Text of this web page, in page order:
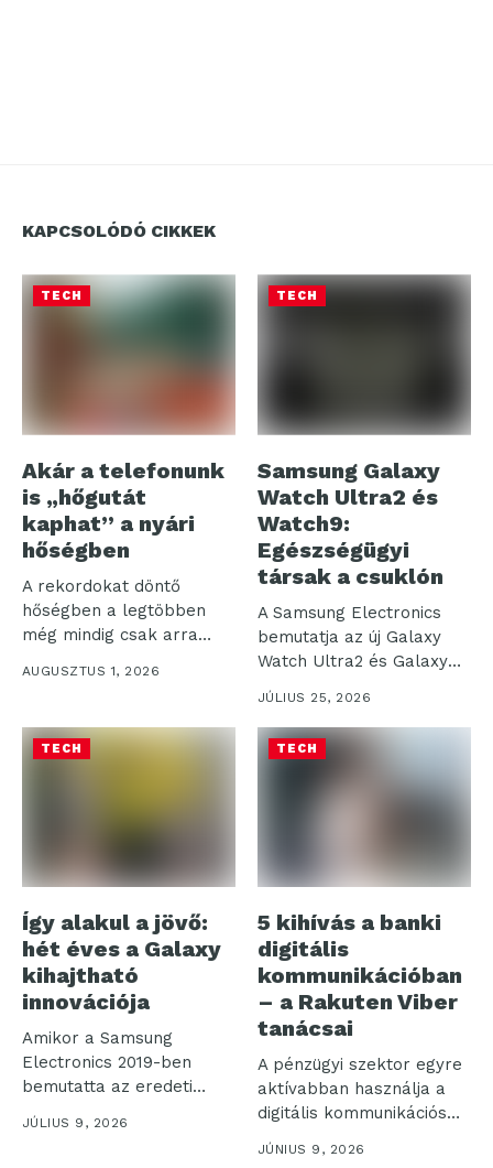
KAPCSOLÓDÓ CIKKEK
TECH
Akár a telefonunk
is „hőgutát
kaphat” a nyári
hőségben
A rekordokat döntő
hőségben a legtöbben
még mindig csak arra
AUGUSZTUS 1, 2026
TECH
Samsung Galaxy
Watch Ultra2 és
Watch9:
Egészségügyi
társak a csuklón
A Samsung Electronics
bemutatja az új Galaxy
Watch Ultra2 és Galaxy
Watch9...
JÚLIUS 25, 2026
TECH
Így alakul a jövő:
hét éves a Galaxy
kihajtható
innovációja
Amikor a Samsung
Electronics 2019-ben
bemutatta az eredeti
Galaxy Foldot, nem
csupán...
JÚLIUS 9, 2026
TECH
5 kihívás a banki
digitális
kommunikációban
– a Rakuten Viber
tanácsai
A pénzügyi szektor egyre
aktívabban használja a
digitális kommunikációs
csatornákat: a Rakuten...
JÚNIUS 9, 2026